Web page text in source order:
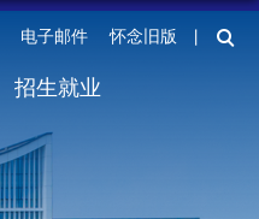
电子邮件 怀念旧版
招生就业